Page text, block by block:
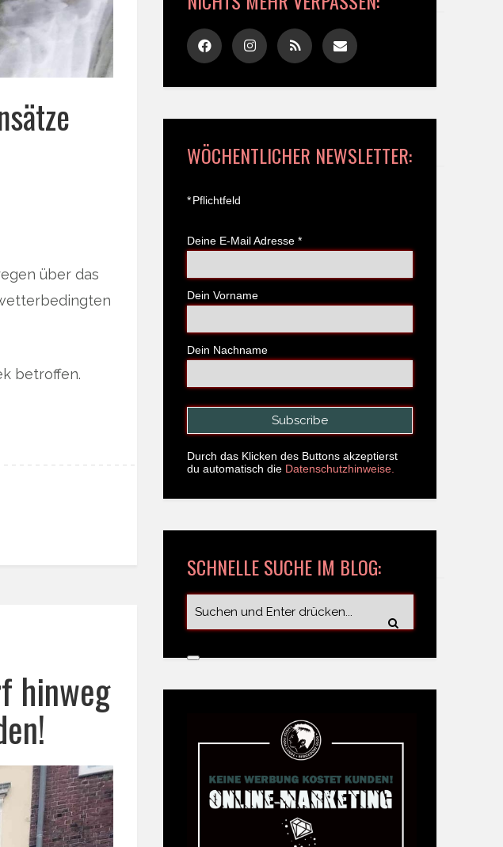
über das
betroffen.
hinweg
WÖCHENTLICHER NEWSLETTER:
*Pflichtfeld
Deine E-Mail Adresse *
Dein Vorname
Dein Nachname
Durch das Klicken des Buttons akzeptierst
du automatisch die Datenschutzhinweise.
SCHNELLE SUCHE IM BLOG: